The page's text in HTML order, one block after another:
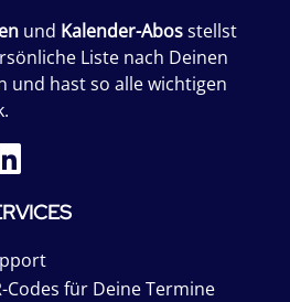
und Kalender-Abosstellst
Liste nach Deinen
und hast so alle wichtigen
Codes für Deine Termine